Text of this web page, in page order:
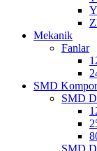
Mekanik
Fanlar
SMD
SMD
SMD